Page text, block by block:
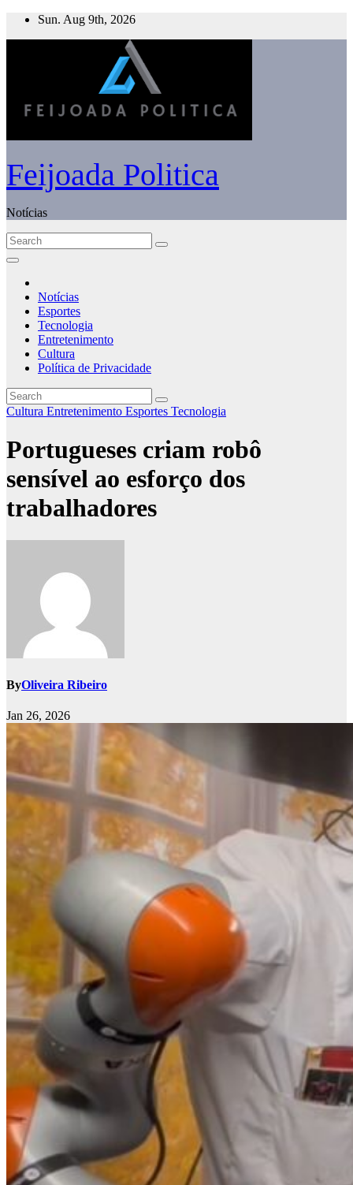
Skip
Sun. Aug 9th, 2026
Feijoada Politica
Notícias
Notícias
Esportes
Tecnologia
Entretenimento
Cultura
Política de Privacidade
Cultura Entretenimento Esportes Tecnologia
Portugueses criam robô
sensível ao esforço dos
trabalhadores
ByOliveira Ribeiro
Jan 26, 2026